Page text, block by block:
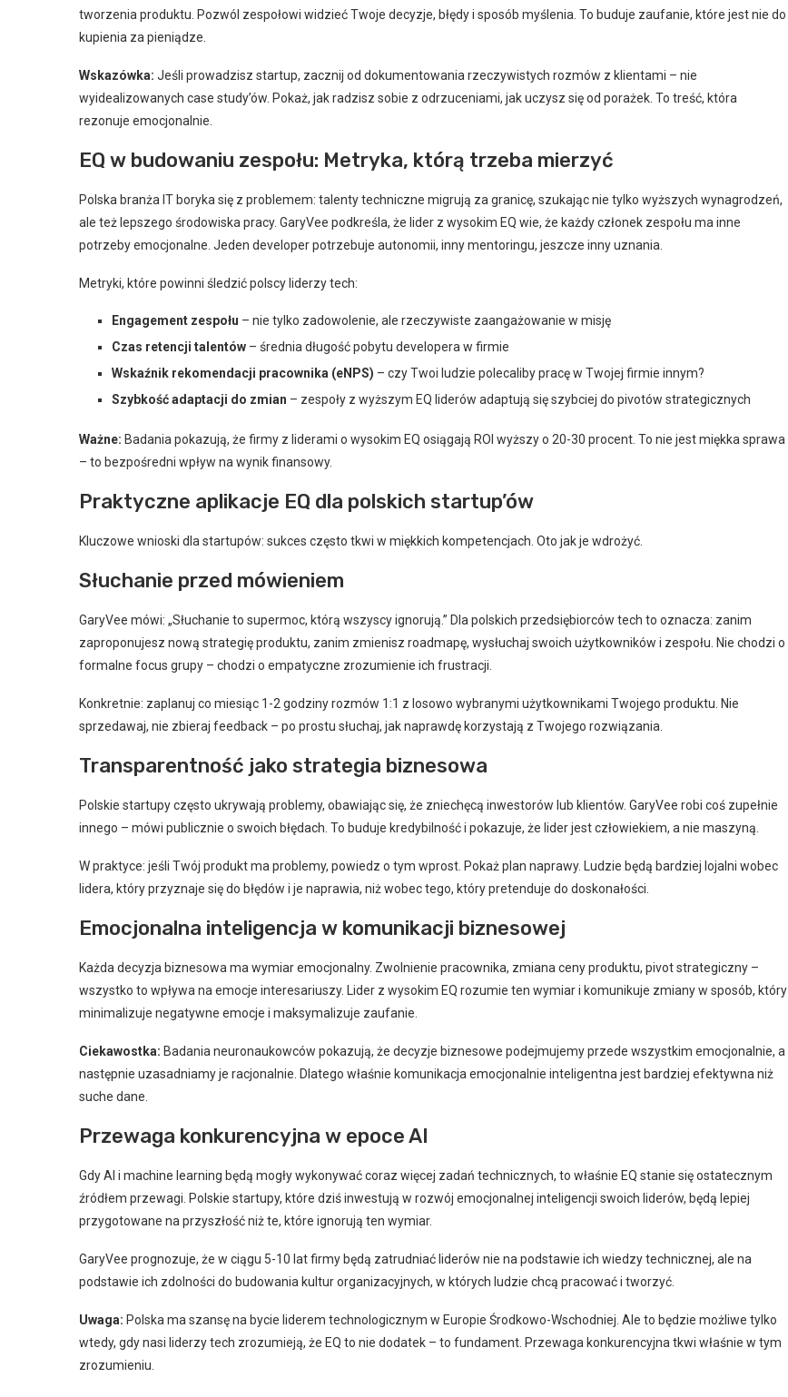
tworzenia produktu. Pozwól zespołowi widzieć Twoje decyzje, błędy i sposób myślenia. To buduje zaufanie, które jest nie do
kupienia za pieniądze.
Wskazówka: Jeśli prowadzisz startup, zacznij od dokumentowania rzeczywistych rozmów z klientami – nie
wyidealizowanych case study’ów. Pokaż, jak radzisz sobie z odrzuceniami, jak uczysz się od porażek. To treść, która
rezonuje emocjonalnie.
EQ w budowaniu zespołu: Metryka, którą trzeba mierzyć
Polska branża IT boryka się z problemem: talenty techniczne migrują za granicę, szukając nie tylko wyższych wynagrodzeń,
ale też lepszego środowiska pracy. GaryVee podkreśla, że lider z wysokim EQ wie, że każdy członek zespołu ma inne
potrzeby emocjonalne. Jeden developer potrzebuje autonomii, inny mentoringu, jeszcze inny uznania.
Metryki, które powinni śledzić polscy liderzy tech:
Engagement zespołu – nie tylko zadowolenie, ale rzeczywiste zaangażowanie w misję
Czas retencji talentów – średnia długość pobytu developera w firmie
Wskaźnik rekomendacji pracownika (eNPS) – czy Twoi ludzie polecaliby pracę w Twojej firmie innym?
Szybkość adaptacji do zmian – zespoły z wyższym EQ liderów adaptują się szybciej do pivotów strategicznych
Ważne: Badania pokazują, że firmy z liderami o wysokim EQ osiągają ROI wyższy o 20-30 procent. To nie jest miękka sprawa
– to bezpośredni wpływ na wynik finansowy.
Praktyczne aplikacje EQ dla polskich startup’ów
Kluczowe wnioski dla startupów: sukces często tkwi w miękkich kompetencjach. Oto jak je wdrożyć.
Słuchanie przed mówieniem
GaryVee mówi: „Słuchanie to supermoc, którą wszyscy ignorują.” Dla polskich przedsiębiorców tech to oznacza: zanim
zaproponujesz nową strategię produktu, zanim zmienisz roadmapę, wysłuchaj swoich użytkowników i zespołu. Nie chodzi o
formalne focus grupy – chodzi o empatyczne zrozumienie ich frustracji.
Konkretnie: zaplanuj co miesiąc 1-2 godziny rozmów 1:1 z losowo wybranymi użytkownikami Twojego produktu. Nie
sprzedawaj, nie zbieraj feedback – po prostu słuchaj, jak naprawdę korzystają z Twojego rozwiązania.
Transparentność jako strategia biznesowa
Polskie startupy często ukrywają problemy, obawiając się, że zniechęcą inwestorów lub klientów. GaryVee robi coś zupełnie
innego – mówi publicznie o swoich błędach. To buduje kredybilność i pokazuje, że lider jest człowiekiem, a nie maszyną.
W praktyce: jeśli Twój produkt ma problemy, powiedz o tym wprost. Pokaż plan naprawy. Ludzie będą bardziej lojalni wobec
lidera, który przyznaje się do błędów i je naprawia, niż wobec tego, który pretenduje do doskonałości.
Emocjonalna inteligencja w komunikacji biznesowej
Każda decyzja biznesowa ma wymiar emocjonalny. Zwolnienie pracownika, zmiana ceny produktu, pivot strategiczny –
wszystko to wpływa na emocje interesariuszy. Lider z wysokim EQ rozumie ten wymiar i komunikuje zmiany w sposób, który
minimalizuje negatywne emocje i maksymalizuje zaufanie.
Ciekawostka: Badania neuronaukowców pokazują, że decyzje biznesowe podejmujemy przede wszystkim emocjonalnie, a
następnie uzasadniamy je racjonalnie. Dlatego właśnie komunikacja emocjonalnie inteligentna jest bardziej efektywna niż
suche dane.
Przewaga konkurencyjna w epoce AI
Gdy AI i machine learning będą mogły wykonywać coraz więcej zadań technicznych, to właśnie EQ stanie się ostatecznym
źródłem przewagi. Polskie startupy, które dziś inwestują w rozwój emocjonalnej inteligencji swoich liderów, będą lepiej
przygotowane na przyszłość niż te, które ignorują ten wymiar.
GaryVee prognozuje, że w ciągu 5-10 lat firmy będą zatrudniać liderów nie na podstawie ich wiedzy technicznej, ale na
podstawie ich zdolności do budowania kultur organizacyjnych, w których ludzie chcą pracować i tworzyć.
Uwaga: Polska ma szansę na bycie liderem technologicznym w Europie Środkowo-Wschodniej. Ale to będzie możliwe tylko
wtedy, gdy nasi liderzy tech zrozumieją, że EQ to nie dodatek – to fundament. Przewaga konkurencyjna tkwi właśnie w tym
zrozumieniu.